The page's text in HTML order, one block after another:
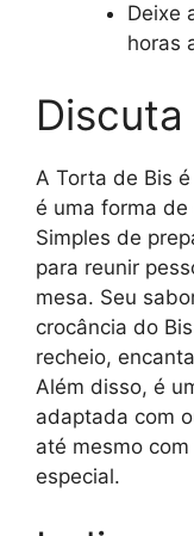
Deixe
horas
A Torta de Bis
é uma forma
Simples de
para reunir
mesa. Seu
crocância do
recheio,
Além disso, é
adaptada com
até mesmo
especial.